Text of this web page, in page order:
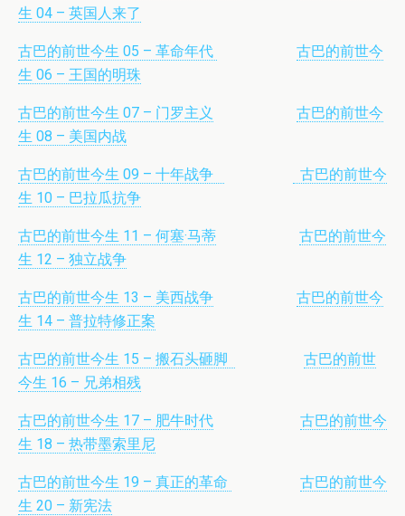
生 04 – 英国人来了
古巴的前世今生 05 – 革命年代
古巴的前世今
生 06 – 王国的明珠
古巴的前世今生 07 – 门罗主义
古巴的前世今
生 08 – 美国内战
古巴的前世今生 09 – 十年战争
古巴的前世今
生 10 – 巴拉瓜抗争
古巴的前世今生 11 – 何塞·马蒂
古巴的前世今
生 12 – 独立战争
古巴的前世今生 13 – 美西战争
古巴的前世今
生 14 – 普拉特修正案
古巴的前世今生 15 – 搬石头砸脚
古巴的前世
今生 16 – 兄弟相残
古巴的前世今生 17 – 肥牛时代
古巴的前世今
生 18 – 热带墨索里尼
古巴的前世今生 19 – 真正的革命
古巴的前世今
生 20 – 新宪法